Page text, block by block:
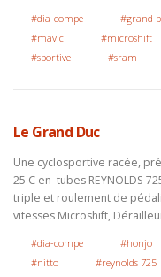
#dia-compe #grand
#mavic
#microshift
#sportive
#sram
Le Grand Duc
Une cyclosportive racée,
25 C en tubes REYNOLDS
triple et roulement de
vitesses Microshift,
#dia-compe #honjo
#nitto
#reynolds 725